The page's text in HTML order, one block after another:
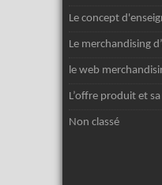
Le concept
Le merchandising
le web
L’offre produit et
Non classé